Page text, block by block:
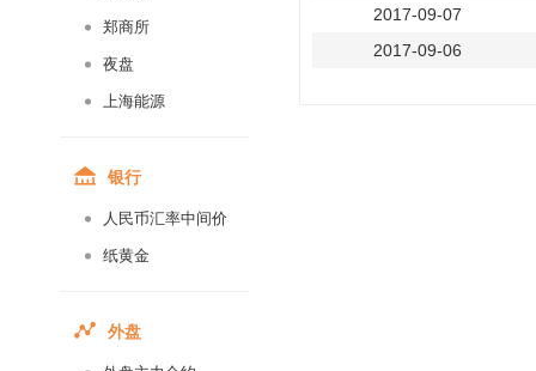
郑商所
夜盘
上海能源
银行
人民币汇率中间价
纸黄金
外盘
2017-09-07
2017-09-06